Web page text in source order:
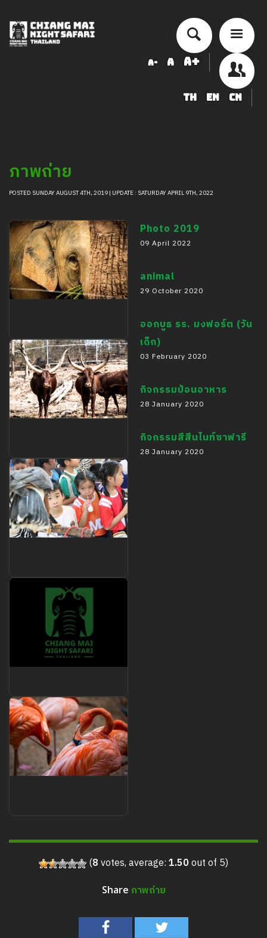
A- A A+
TH EN CN
ภาพถ่าย
POSTED SUNDAY AUGUST 4TH, 2019 | UPDATE : SATURDAY APRIL 9TH, 2022
Photo 2019
Photo 2019
09 April 2022
animal
animal
29 October 2020
ออกบูธ รร. มงฟอร์ต
ออกบูธ รร. มงฟอร์ต (วัน
เด็ก)
03 February 2020
กิจกรรมป้อนอาหาร
กิจกรรมป้อนอาหาร
28 January 2020
กิจกรรมสีสีนไนท์ซาฟารี
28 January 2020
(8votes, average:1.50out of 5)
Share ภาพถ่าย